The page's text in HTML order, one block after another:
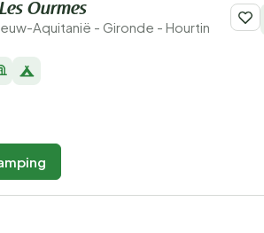
Ourmes
Aquitanië - Gironde - Hourtin